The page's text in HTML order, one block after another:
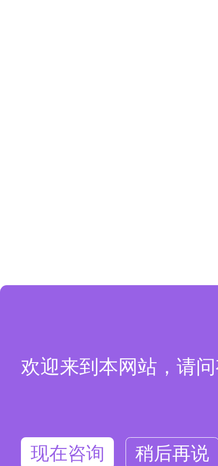
欢迎来到本网站，请
现在咨询 稍后再说